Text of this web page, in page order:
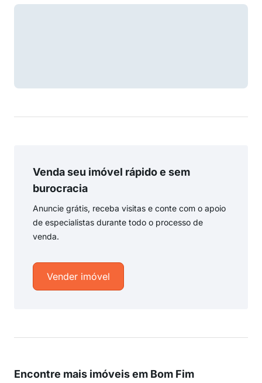
Venda seu imóvel rápido e sem
burocracia
Anuncie grátis, receba visitas e conte com o apoio
de especialistas durante todo o processo de
venda.
Vender imóvel
Encontre mais imóveis em Bom Fim